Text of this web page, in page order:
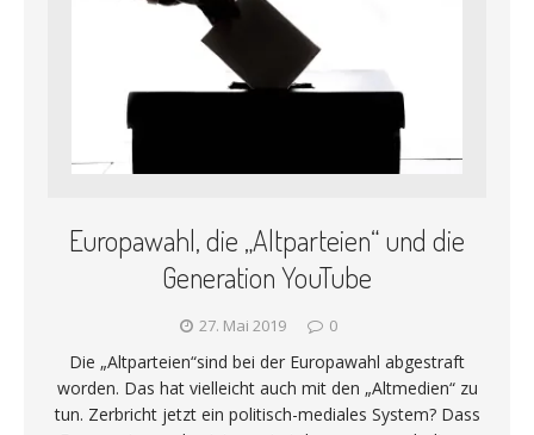
Europawahl, die „Altparteien“ und die
Generation YouTube
27. Mai 2019 0
Die „Altparteien“sind bei der Europawahl abgestraft
worden. Das hat vielleicht auch mit den „Altmedien“ zu
tun. Zerbricht jetzt ein politisch-mediales System? Dass